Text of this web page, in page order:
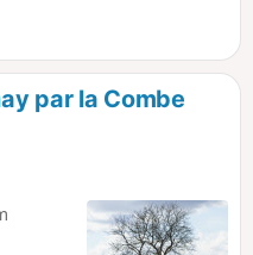
et sur
par la Combe